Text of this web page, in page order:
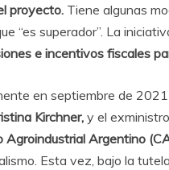
proyecto. Tiene algunas
“es superador”. La
e incentivos fiscales
en septiembre de
Kirchner, y el
Agroindustrial Argentino
Esta vez, bajo la